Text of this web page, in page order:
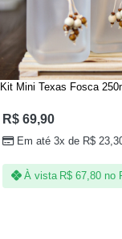
Kit Mini Texas Fosca
R$69,90
Em até 3x de R$
À vista R$ 67,80 no